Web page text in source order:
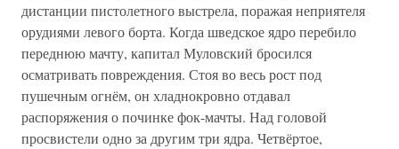
дистанции пистолетного выстрела, поражая неприятеля
орудиями левого борта. Когда шведское ядро перебило
переднюю мачту, капитал Муловский бросился
осматривать повреждения. Стоя во весь рост под
пушечным огнём, он хладнокровно отдавал
распоряжения о починке фок-мачты. Над головой
просвистели одно за другим три ядра. Четвёртое,